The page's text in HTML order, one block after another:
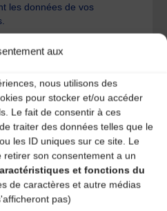
aux
nous utilisons des
pour stocker et/ou accéder
Le fait de consentir à ces
traiter des données telles que le
les ID uniques sur ce site. Le
son consentement a un
et fonctions du
de caractères et autre médias
pas)
les données de vos
: